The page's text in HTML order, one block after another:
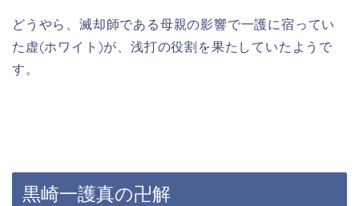
どうやら、滅却師である母親の影響で一護に宿ってい
た虚(ホワイト)が、浅打の役割を果たしていたようで
す。
黒崎一護真の卍解